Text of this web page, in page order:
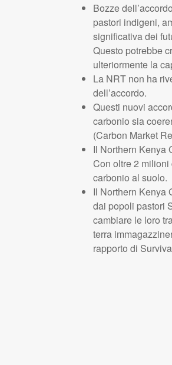
Bozze
pastori indigeni,
significativa dei
Questo potrebbe
ulteriormente la
La NRT non ha
dell’accordo.
Questi nuovi
carbonio sia
(Carbon Market
Il Northern Kenya
Con oltre 2 milioni
carbonio al suolo.
Il Northern Kenya
dai popoli pastori
cambiare le loro
terra
rapporto di